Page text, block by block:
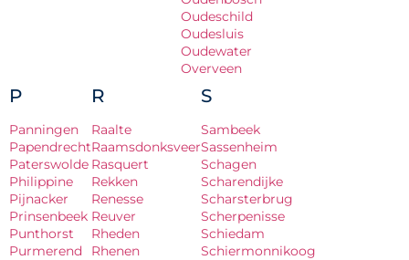
Oudeschild
Oudesluis
Oudewater
Overveen
P
Panningen
Papendrecht
Paterswolde
Philippine
Pijnacker
Prinsenbeek
Punthorst
Purmerend
R
Raalte
Raamsdonksveer
Rasquert
Rekken
Renesse
Reuver
Rheden
Rhenen
S
Sambeek
Sassenheim
Schagen
Scharendijke
Scharsterbrug
Scherpenisse
Schiedam
Schiermonnikoog